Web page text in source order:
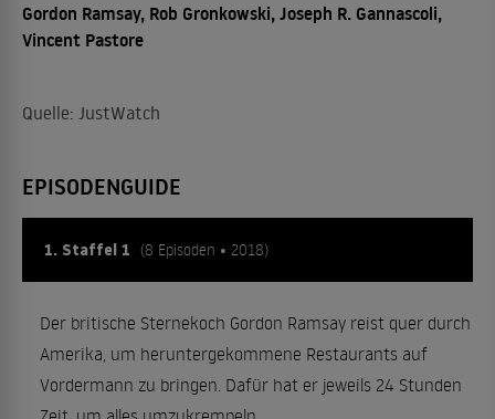
Gordon Ramsay, Rob Gronkowski, Joseph R. Gannascoli,
Vincent Pastore
Quelle: JustWatch
EPISODENGUIDE
1. Staffel 1 (8 Episoden • 2018)
Der britische Sternekoch Gordon Ramsay reist quer durch
Amerika, um heruntergekommene Restaurants auf
Vordermann zu bringen. Dafür hat er jeweils 24 Stunden